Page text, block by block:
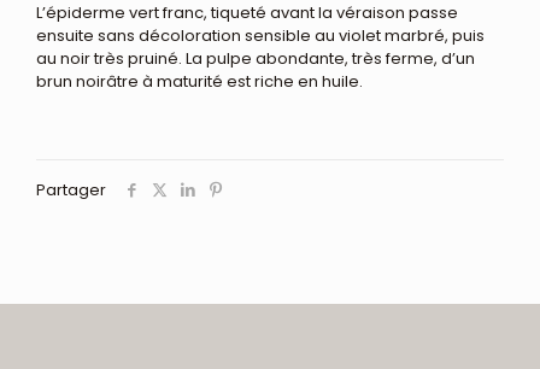
L’épiderme vert franc, tiqueté avant la véraison passe
ensuite sans décoloration sensible au violet marbré, puis
au noir très pruiné. La pulpe abondante, très ferme, d’un
brun noirâtre à maturité est riche en huile.
Partager